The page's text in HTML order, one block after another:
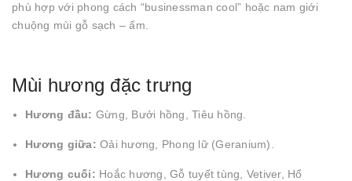
phù hợp với phong cách “businessman cool” hoặc nam giới
chuộng mùi gỗ sạch – ấm.
Mùi hương đặc trưng
Hương đầu: Gừng, Bưởi hồng, Tiêu hồng.
Hương giữa: Oải hương, Phong lữ (Geranium).
Hương cuối: Hoắc hương, Gỗ tuyết tùng, Vetiver, Hổ